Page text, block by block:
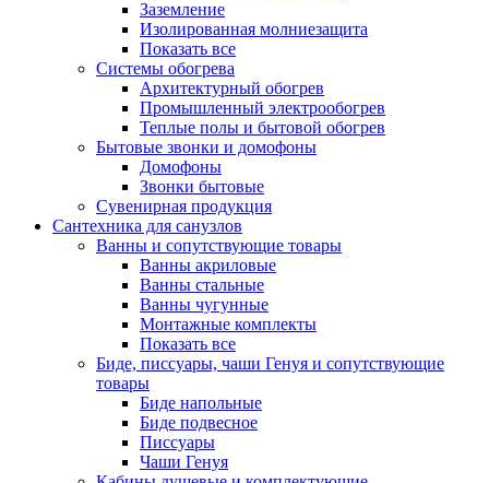
Заземление
Изолированная молниезащита
Показать все
Системы обогрева
Архитектурный обогрев
Промышленный электрообогрев
Теплые полы и бытовой обогрев
Бытовые звонки и домофоны
Домофоны
Звонки бытовые
Сувенирная продукция
Сантехника для санузлов
Ванны и сопутствующие товары
Ванны акриловые
Ванны стальные
Ванны чугунные
Монтажные комплекты
Показать все
Биде, писсуары, чаши Генуя и сопутствующие
товары
Биде напольные
Биде подвесное
Писсуары
Чаши Генуя